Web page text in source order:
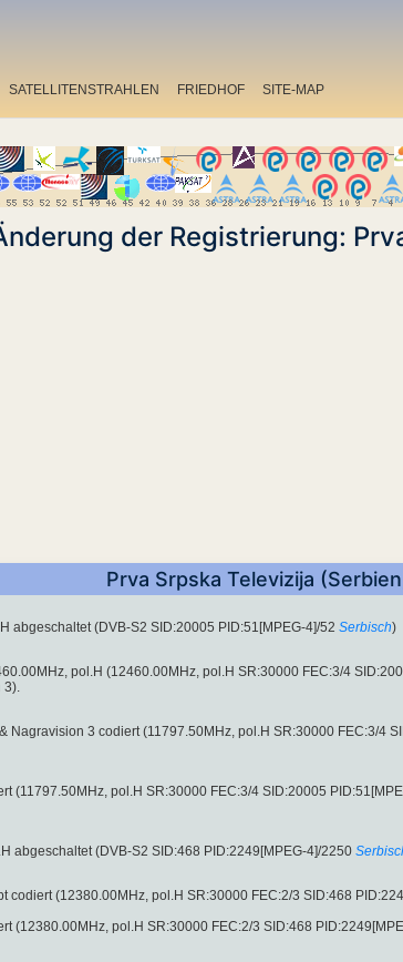
SATELLITENSTRAHLEN FRIEDHOF SITE-MAP
der Registrierung:
Prva Srpska Televizija
abgeschaltet (DVB-S2 SID:20005 PID:51[MPEG-4]/52 Serbisch)
pol.H (12460.00MHz, pol.H SR:30000 FEC:3/4
3).
Nagravision 3 codiert (11797.50MHz, pol.H SR:30000 FEC:3/4
(11797.50MHz, pol.H SR:30000 FEC:3/4 SID:20005
abgeschaltet (DVB-S2 SID:468 PID:2249[MPEG-4]/2250
codiert (12380.00MHz, pol.H SR:30000 FEC:2/3 SID:468
(12380.00MHz, pol.H SR:30000 FEC:2/3 SID:468